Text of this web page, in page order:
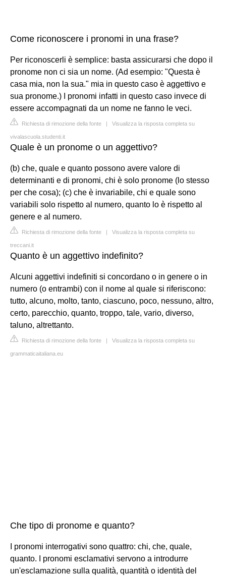
Come riconoscere i pronomi in una frase?
Per riconoscerli è semplice: basta assicurarsi che dopo il
pronome non ci sia un nome. (Ad esempio: "Questa è
casa mia, non la sua." mia in questo caso è aggettivo e
sua pronome.) I pronomi infatti in questo caso invece di
essere accompagnati da un nome ne fanno le veci.
Richiesta di rimozione della fonte | Visualizza la risposta completa su
vivalascuola.studenti.it
Quale è un pronome o un aggettivo?
(b) che, quale e quanto possono avere valore di
determinanti e di pronomi, chi è solo pronome (lo stesso
per che cosa); (c) che è invariabile, chi e quale sono
variabili solo rispetto al numero, quanto lo è rispetto al
genere e al numero.
Richiesta di rimozione della fonte | Visualizza la risposta completa su
treccani.it
Quanto è un aggettivo indefinito?
Alcuni aggettivi indefiniti si concordano o in genere o in
numero (o entrambi) con il nome al quale si riferiscono:
tutto, alcuno, molto, tanto, ciascuno, poco, nessuno, altro,
certo, parecchio, quanto, troppo, tale, vario, diverso,
taluno, altrettanto.
Richiesta di rimozione della fonte | Visualizza la risposta completa su
grammaticaitaliana.eu
Che tipo di pronome e quanto?
I pronomi interrogativi sono quattro: chi, che, quale,
quanto. I pronomi esclamativi servono a introdurre
un'esclamazione sulla qualità, quantità o identità del